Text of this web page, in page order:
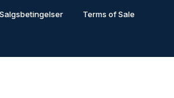
Salgsbetingelser
Terms of Sale